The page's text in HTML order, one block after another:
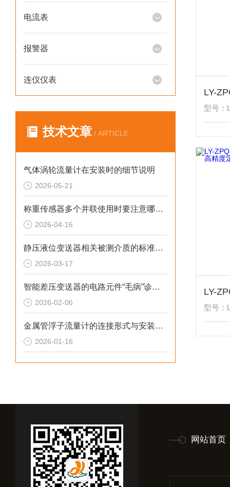
电流表
报警器
连仪仪表
技术文章 / ARTICLE
气体涡轮流量计在安装时的细节说明
2026-05-21
称重传感器多个并联使用时要注意哪些？
2026-04-16
静压液位变送器相关被测介质的标准解析
2026-03-17
智能差压变送器的电路元件“毛病”诊断综述
2026-02-06
金属管浮子流量计的连接形式与安装尺寸解析
2026-01-16
型号：
型号：
网站首页